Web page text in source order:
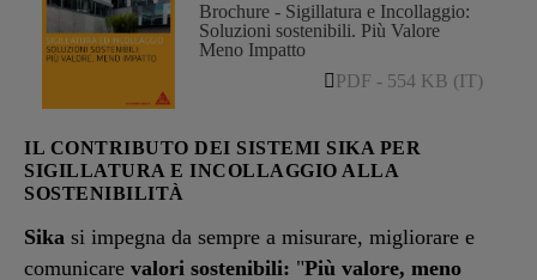
Brochure - Sigillatura e Incollaggio:
Soluzioni sostenibili. Più Valore
Meno Impatto
PDF - 554 KB (IT)
IL CONTRIBUTO DEI SISTEMI SIKA PER
SIGILLATURA E INCOLLAGGIO ALLA
SOSTENIBILITÀ
Sika si impegna da sempre a misurare, migliorare e
comunicare valori sostenibili: "Più valore, meno